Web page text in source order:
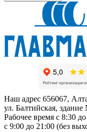
Наш адрес 656067,
ул. Балтийская,
Рабочее время с 8:30
с 9:00 до 21:00 (без